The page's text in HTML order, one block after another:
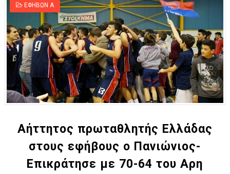
ΕΦΗΒΩΝ Α
Αήττητος πρωταθλητής Ελλάδας
στους εφήβους ο Πανιώνιος-
Επικράτησε με 70-64 του Αρη